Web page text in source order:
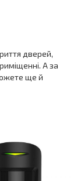
дверей,
А за
ще й